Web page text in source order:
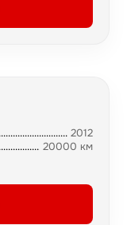
2012
20000 км